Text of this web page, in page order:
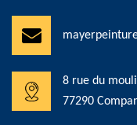
8 rue du
77290